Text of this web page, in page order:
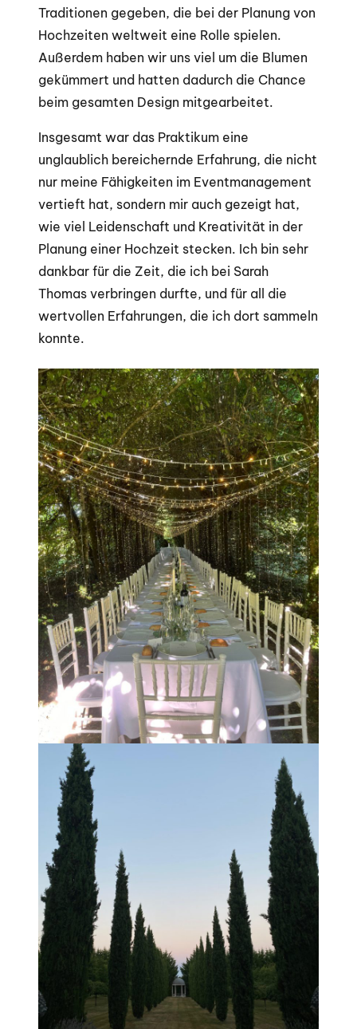
Traditionen gegeben, die bei der Planung von
Hochzeiten weltweit eine Rolle spielen.
Außerdem haben wir uns viel um die Blumen
gekümmert und hatten dadurch die Chance
beim gesamten Design mitgearbeitet.
Insgesamt war das Praktikum eine
unglaublich bereichernde Erfahrung, die nicht
nur meine Fähigkeiten im Eventmanagement
vertieft hat, sondern mir auch gezeigt hat,
wie viel Leidenschaft und Kreativität in der
Planung einer Hochzeit stecken. Ich bin sehr
dankbar für die Zeit, die ich bei Sarah
Thomas verbringen durfte, und für all die
wertvollen Erfahrungen, die ich dort sammeln
konnte.